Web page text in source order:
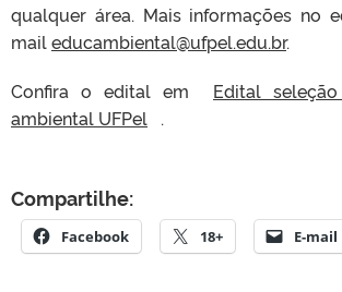
qualquer área. Mais informações no
maileducambiental@ufpel.edu.br.
Confira o edital em Edital
ambiental UFPel .
Compartilhe:
Facebook 18+ E-mail